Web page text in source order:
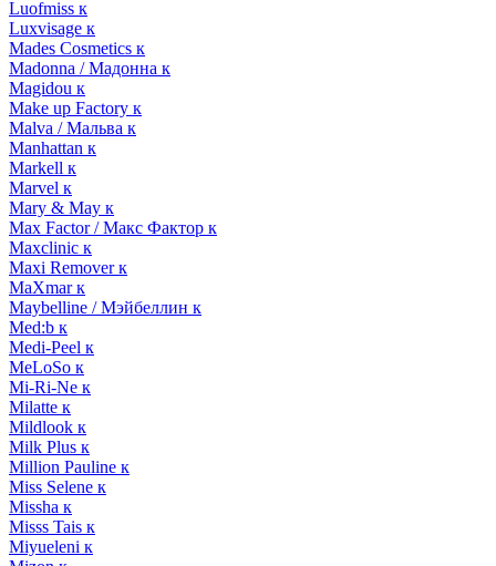
Luofmiss к
Luxvisage к
Mades Cosmetics к
Madonna / Мадонна к
Magidou к
Make up Factory к
Malva / Мальва к
Manhattan к
Markell к
Marvel к
Mary & May к
Max Factor / Макс Фактор к
Maxclinic к
Maxi Remover к
MaXmar к
Maybelline / Мэйбеллин к
Med:b к
Medi-Peel к
MeLoSo к
Mi-Ri-Ne к
Milatte к
Mildlook к
Milk Plus к
Million Pauline к
Miss Selene к
Missha к
Misss Tais к
Miyueleni к